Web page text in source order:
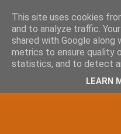
This site uses cookies
and to analyze traffic.
shared with Google
metrics to ensure quality
statistics, and to detect
LEARN